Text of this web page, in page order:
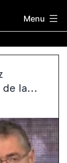
Menu
la...